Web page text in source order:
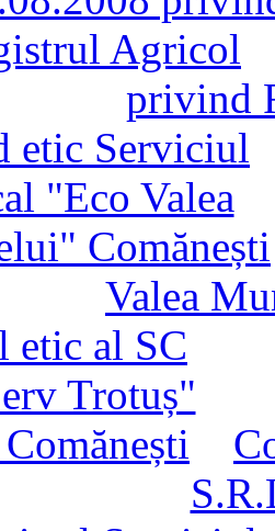
privind
Valea